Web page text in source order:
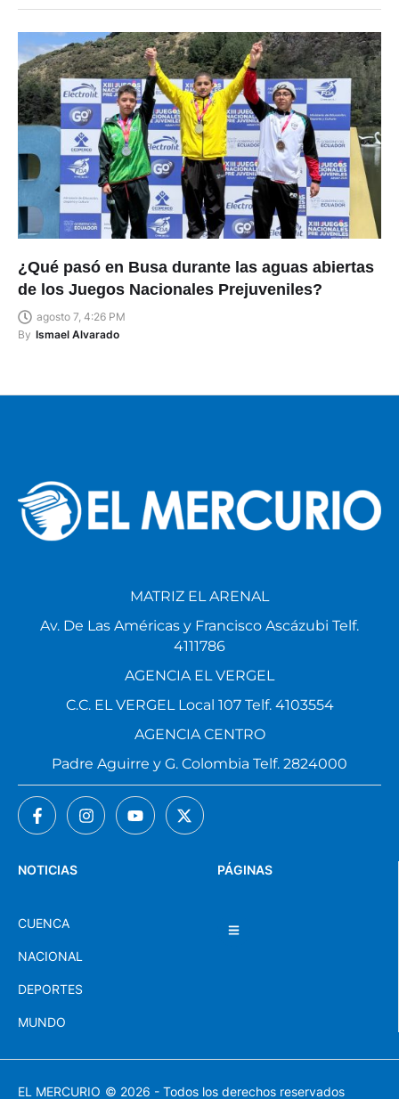
¿Qué pasó en Busa durante las aguas abiertas
de los Juegos Nacionales Prejuveniles?
agosto 7, 4:26 PM
By Ismael Alvarado
PÁGINAS
NOTICIAS
CUENCA
NACIONAL
DEPORTES
MUNDO
MATRIZ EL ARENAL
Av. De Las Américas y Francisco Ascázubi Telf.
4111786
AGENCIA EL VERGEL
C.C. EL VERGEL Local 107 Telf. 4103554
AGENCIA CENTRO
Padre Aguirre y G. Colombia Telf. 2824000
EL MERCURIO © 2026 - Todos los derechos reservados